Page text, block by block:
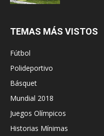
TEMAS MÁS VISTOS
Fútbol
Polideportivo
Básquet
Mundial 2018
Juegos Olímpicos
Historias Mínimas